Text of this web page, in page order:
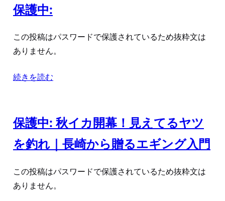
保護中:
この投稿はパスワードで保護されているため抜粋文は
ありません。
続きを読む
保護中: 秋イカ開幕！見えてるヤツ
を釣れ｜長崎から贈るエギング入門
この投稿はパスワードで保護されているため抜粋文は
ありません。